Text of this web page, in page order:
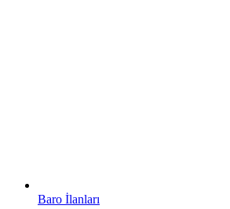
Baro İlanları